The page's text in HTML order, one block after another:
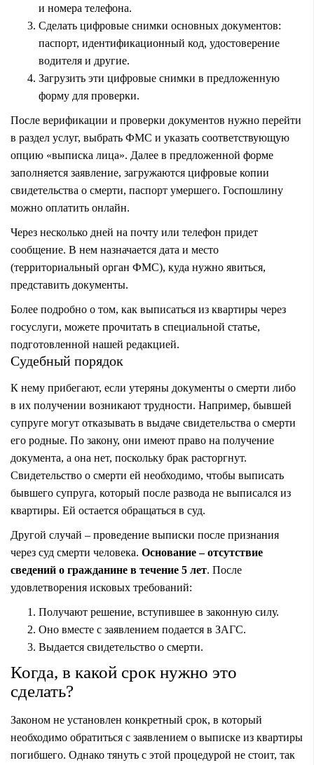
и номера телефона.
Сделать цифровые снимки основных документов:
паспорт, идентификационный код, удостоверение
водителя и другие.
Загрузить эти цифровые снимки в предложенную
форму для проверки.
После верификации и проверки документов нужно перейти
в раздел услуг, выбрать ФМС и указать соответствующую
опцию «выписка лица». Далее в предложенной форме
заполняется заявление, загружаются цифровые копии
свидетельства о смерти, паспорт умершего. Госпошлину
можно оплатить онлайн.
Через несколько дней на почту или телефон придет
сообщение. В нем назначается дата и место
(территориальный орган ФМС), куда нужно явиться,
представить документы.
Более подробно о том, как выписаться из квартиры через
госуслуги, можете прочитать в специальной статье,
подготовленной нашей редакцией.
Судебный порядок
К нему прибегают, если утеряны документы о смерти либо
в их получении возникают трудности. Например, бывшей
супруге могут отказывать в выдаче свидетельства о смерти
его родные. По закону, они имеют право на получение
документа, а она нет, поскольку брак расторгнут.
Свидетельство о смерти ей необходимо, чтобы выписать
бывшего супруга, который после развода не выписался из
квартиры. Ей остается обращаться в суд.
Другой случай – проведение выписки после признания
через суд смерти человека. Основание – отсутствие
сведений о гражданине в течение 5 лет. После
удовлетворения исковых требований:
Получают решение, вступившее в законную силу.
Оно вместе с заявлением подается в ЗАГС.
Выдается свидетельство о смерти.
Когда, в какой срок нужно это
сделать?
Законом не установлен конкретный срок, в который
необходимо обратиться с заявлением о выписке из квартиры
погибшего. Однако тянуть с этой процедурой не стоит, так